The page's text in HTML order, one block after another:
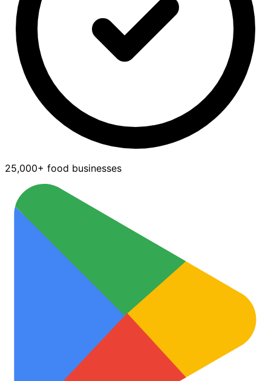
25,000+ food businesses